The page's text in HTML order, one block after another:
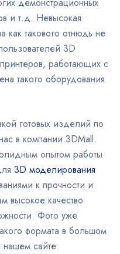
демонстрационных
и т.д. Невысокая
как такового отнюдь не
3D
работающих с
такого оборудования
готовых изделий по
в компании 3DMall.
опытом работы
3D моделирования
к прочности и
высокое качество
Фото уже
формата в большом
сайте.